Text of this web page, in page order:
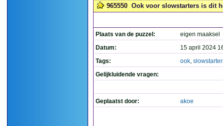
965550 Ook voor slowstarters is dit
Plaats van de puzzel:
eigen maaksel
Datum:
15 april 2024
Tags:
ook,
Gelijkluidende vragen:
Geplaatst door: akoe